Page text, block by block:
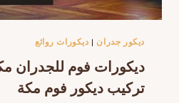
ديكور جدران ديكورات روائع
تركيب ديكور فوم مكة